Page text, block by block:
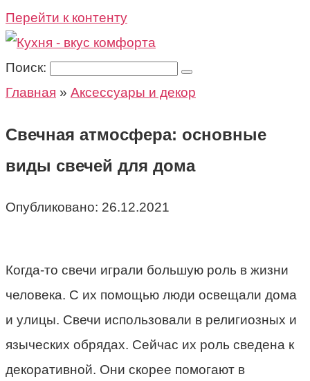
Перейти к контенту
Поиск:
Главная » Аксессуары и декор
Свечная атмосфера: основные
виды свечей для дома
Опубликовано: 26.12.2021
Когда-то свечи играли большую роль в жизни
человека. С их помощью люди освещали дома
и улицы. Свечи использовали в религиозных и
языческих обрядах. Сейчас их роль сведена к
декоративной. Они скорее помогают в